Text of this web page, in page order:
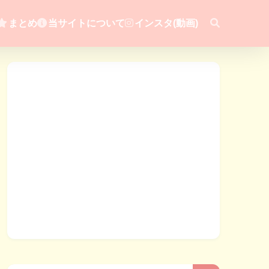
まとめ 当サイトについて インスタ(動画)